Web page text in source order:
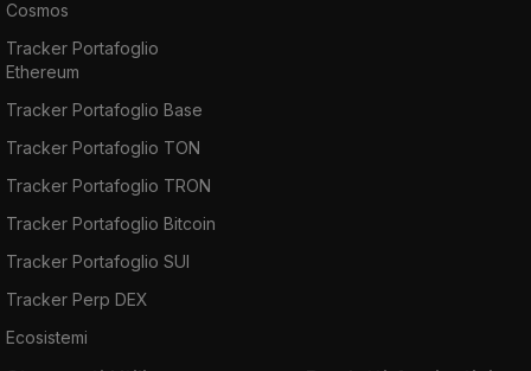
Cosmos
Tracker Portafoglio
Ethereum
Tracker Portafoglio Base
Tracker Portafoglio TON
Tracker Portafoglio TRON
Tracker Portafoglio Bitcoin
Tracker Portafoglio SUI
Tracker Perp DEX
Ecosistemi